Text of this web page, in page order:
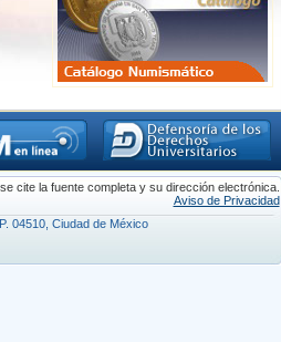
cite la fuente completa y su dirección electrónica.
Aviso de Privacidad
04510, Ciudad de México